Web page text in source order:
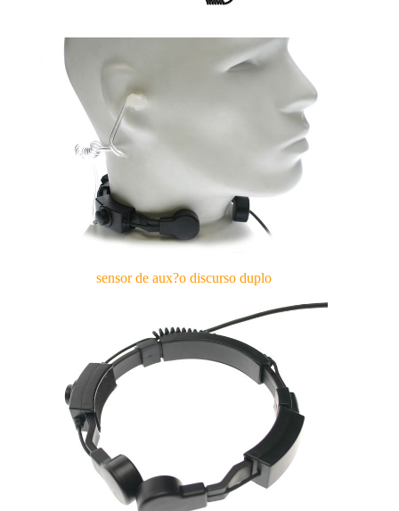
sensor de aux?o discurso duplo